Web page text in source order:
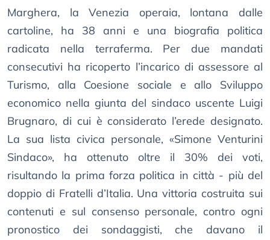
Marghera, la Venezia operaia, lontana dalle
cartoline, ha 38 anni e una biografia politica
radicata nella terraferma. Per due mandati
consecutivi ha ricoperto l’incarico di assessore al
Turismo, alla Coesione sociale e allo Sviluppo
economico nella giunta del sindaco uscente Luigi
Brugnaro, di cui è considerato l’erede designato.
La sua lista civica personale, «Simone Venturini
Sindaco», ha ottenuto oltre il 30% dei voti,
risultando la prima forza politica in città - più del
doppio di Fratelli d’Italia. Una vittoria costruita sui
contenuti e sul consenso personale, contro ogni
pronostico dei sondaggisti, che davano il